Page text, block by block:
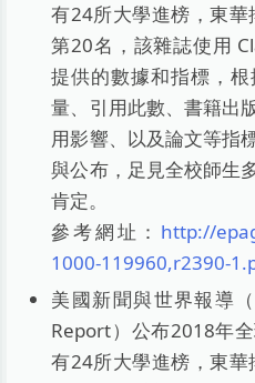
有24所大學進榜，東
第20名，該雜誌使用
提供的數據和指標，
量、引用此數、書籍出
用影響、以及論文等指
與公布，足見全校師生
肯定。
參考網址： http://
1000-119960,r2390-
美國新聞與世界報導
Report）公布2018年
有24所大學進榜，東